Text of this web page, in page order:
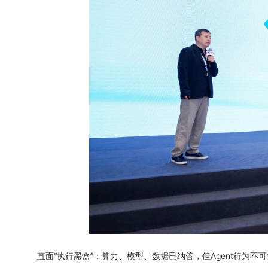
直面“执行黑盒”：算力、模型、数据已纳管，但Agent行为不